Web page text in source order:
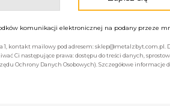
komunikacji elektronicznej na podany przeze
kontakt mailowy pod adresem:
Ci następujące prawa: dostępu do treści danych,
Ochrony Danych Osobowych). Szczegółowe